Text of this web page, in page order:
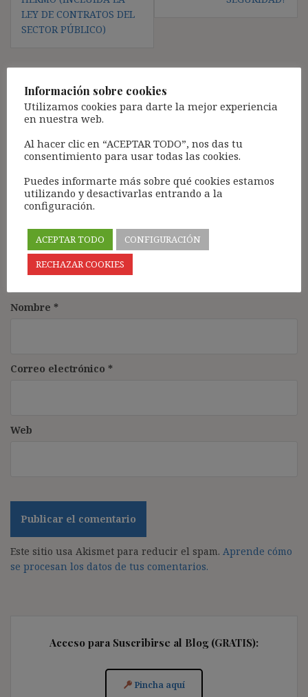
LEY DE CONTRATOS DEL
SECTOR PÚBLICO)
Deja una respuesta
Tu dirección de correo electrónico no será publicada.
Comentario*
Nombre *
Correo electrónico *
Web
Este sitio usa Akismet para reducir el spam. Aprende cómo
se procesan los datos de tus comentarios.
Acceso para Suscribirse al Blog (GRATIS):
Pincha aquí
Información sobre cookies
Utilizamos cookies para darte la mejor experiencia
en nuestra web.
Al hacer clic en “ACEPTAR TODO”, nos das tu
consentimiento para usar todas las cookies.
Puedes informarte más sobre qué cookies estamos
utilizando y desactivarlas entrando a la
configuración.
ACEPTAR TODO
CONFIGURACIÓN
RECHAZAR COOKIES